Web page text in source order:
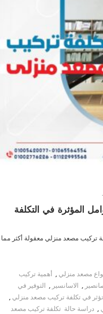
المؤثرة في التكلفة
تركيب مصعد منزلي معقولة أكثر مما
مصعد منزلي , أهمية تركيب
, الاسانسير , التوفير في
تؤثر في تكلفة تركيب مصعد منزلي ,
, دراسة حالة تكلفة تركيب مصعد